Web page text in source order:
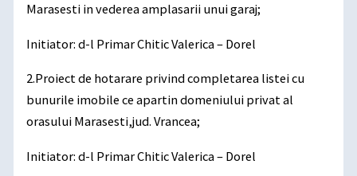
Marasesti in vederea amplasarii unui garaj;
Initiator: d-l Primar Chitic Valerica – Dorel
2.Proiect de hotarare privind completarea listei cu
bunurile imobile ce apartin domeniului privat al
orasului Marasesti,jud. Vrancea;
Initiator: d-l Primar Chitic Valerica – Dorel